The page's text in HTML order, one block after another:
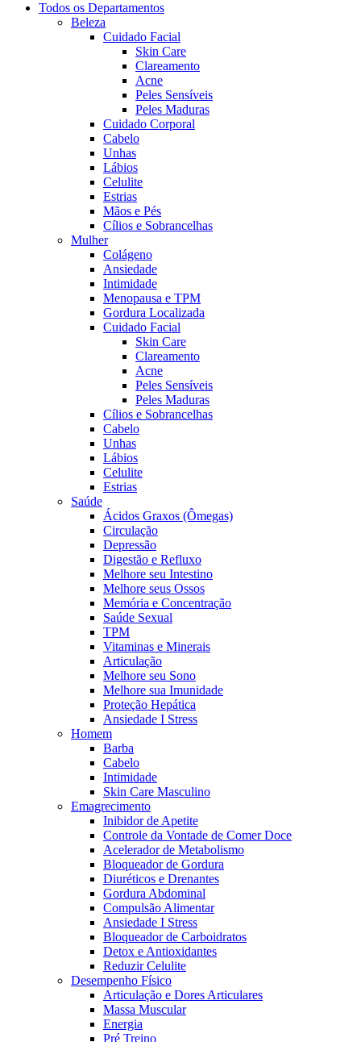
Todos os Departamentos
Beleza
Cuidado Facial
Skin Care
Clareamento
Acne
Peles Sensíveis
Peles Maduras
Cuidado Corporal
Cabelo
Unhas
Lábios
Celulite
Estrias
Mãos e Pés
Cílios e Sobrancelhas
Mulher
Colágeno
Ansiedade
Intimidade
Menopausa e TPM
Gordura Localizada
Cuidado Facial
Skin Care
Clareamento
Acne
Peles Sensíveis
Peles Maduras
Cílios e Sobrancelhas
Cabelo
Unhas
Lábios
Celulite
Estrias
Saúde
Ácidos Graxos (Ômegas)
Circulação
Depressão
Digestão e Refluxo
Melhore seu Intestino
Melhore seus Ossos
Memória e Concentração
Saúde Sexual
TPM
Vitaminas e Minerais
Articulação
Melhore seu Sono
Melhore sua Imunidade
Proteção Hepática
Ansiedade I Stress
Homem
Barba
Cabelo
Intimidade
Skin Care Masculino
Emagrecimento
Inibidor de Apetite
Controle da Vontade de Comer Doce
Acelerador de Metabolismo
Bloqueador de Gordura
Diuréticos e Drenantes
Gordura Abdominal
Compulsão Alimentar
Ansiedade I Stress
Bloqueador de Carboidratos
Detox e Antioxidantes
Reduzir Celulite
Desempenho Físico
Articulação e Dores Articulares
Massa Muscular
Energia
Pré Treino